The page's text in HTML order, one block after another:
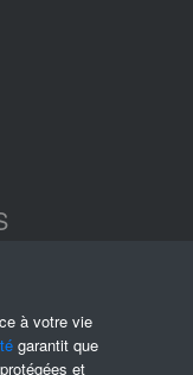
à votre vie
garantit que
et